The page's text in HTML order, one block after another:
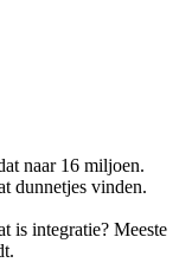
naar 16 miljoen.
dunnetjes vinden.
is integratie? Meeste